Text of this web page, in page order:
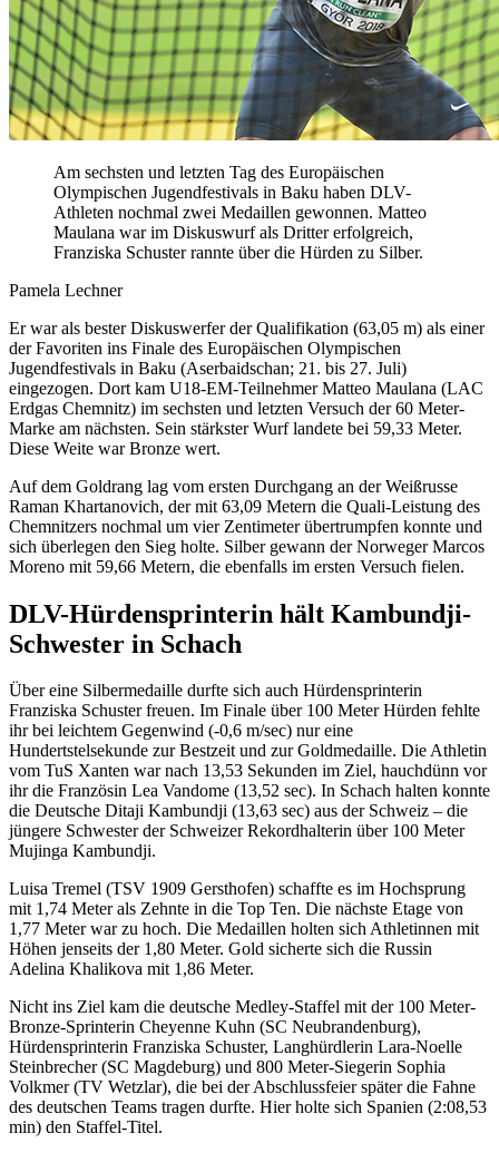
Am sechsten und letzten Tag des Europäischen
Olympischen Jugendfestivals in Baku haben DLV-
Athleten nochmal zwei Medaillen gewonnen. Matteo
Maulana war im Diskuswurf als Dritter erfolgreich,
Franziska Schuster rannte über die Hürden zu Silber.
Pamela Lechner
Er war als bester Diskuswerfer der Qualifikation (63,05 m) als einer
der Favoriten ins Finale des Europäischen Olympischen
Jugendfestivals in Baku (Aserbaidschan; 21. bis 27. Juli)
eingezogen. Dort kam U18-EM-Teilnehmer Matteo Maulana (LAC
Erdgas Chemnitz) im sechsten und letzten Versuch der 60 Meter-
Marke am nächsten. Sein stärkster Wurf landete bei 59,33 Meter.
Diese Weite war Bronze wert.
Auf dem Goldrang lag vom ersten Durchgang an der Weißrusse
Raman Khartanovich, der mit 63,09 Metern die Quali-Leistung des
Chemnitzers nochmal um vier Zentimeter übertrumpfen konnte und
sich überlegen den Sieg holte. Silber gewann der Norweger Marcos
Moreno mit 59,66 Metern, die ebenfalls im ersten Versuch fielen.
DLV-Hürdensprinterin hält Kambundji-
Schwester in Schach
Über eine Silbermedaille durfte sich auch Hürdensprinterin
Franziska Schuster freuen. Im Finale über 100 Meter Hürden fehlte
ihr bei leichtem Gegenwind (-0,6 m/sec) nur eine
Hundertstelsekunde zur Bestzeit und zur Goldmedaille. Die Athletin
vom TuS Xanten war nach 13,53 Sekunden im Ziel, hauchdünn vor
ihr die Französin Lea Vandome (13,52 sec). In Schach halten konnte
die Deutsche Ditaji Kambundji (13,63 sec) aus der Schweiz – die
jüngere Schwester der Schweizer Rekordhalterin über 100 Meter
Mujinga Kambundji.
Luisa Tremel (TSV 1909 Gersthofen) schaffte es im Hochsprung
mit 1,74 Meter als Zehnte in die Top Ten. Die nächste Etage von
1,77 Meter war zu hoch. Die Medaillen holten sich Athletinnen mit
Höhen jenseits der 1,80 Meter. Gold sicherte sich die Russin
Adelina Khalikova mit 1,86 Meter.
Nicht ins Ziel kam die deutsche Medley-Staffel mit der 100 Meter-
Bronze-Sprinterin Cheyenne Kuhn (SC Neubrandenburg),
Hürdensprinterin Franziska Schuster, Langhürdlerin Lara-Noelle
Steinbrecher (SC Magdeburg) und 800 Meter-Siegerin Sophia
Volkmer (TV Wetzlar), die bei der Abschlussfeier später die Fahne
des deutschen Teams tragen durfte. Hier holte sich Spanien (2:08,53
min) den Staffel-Titel.